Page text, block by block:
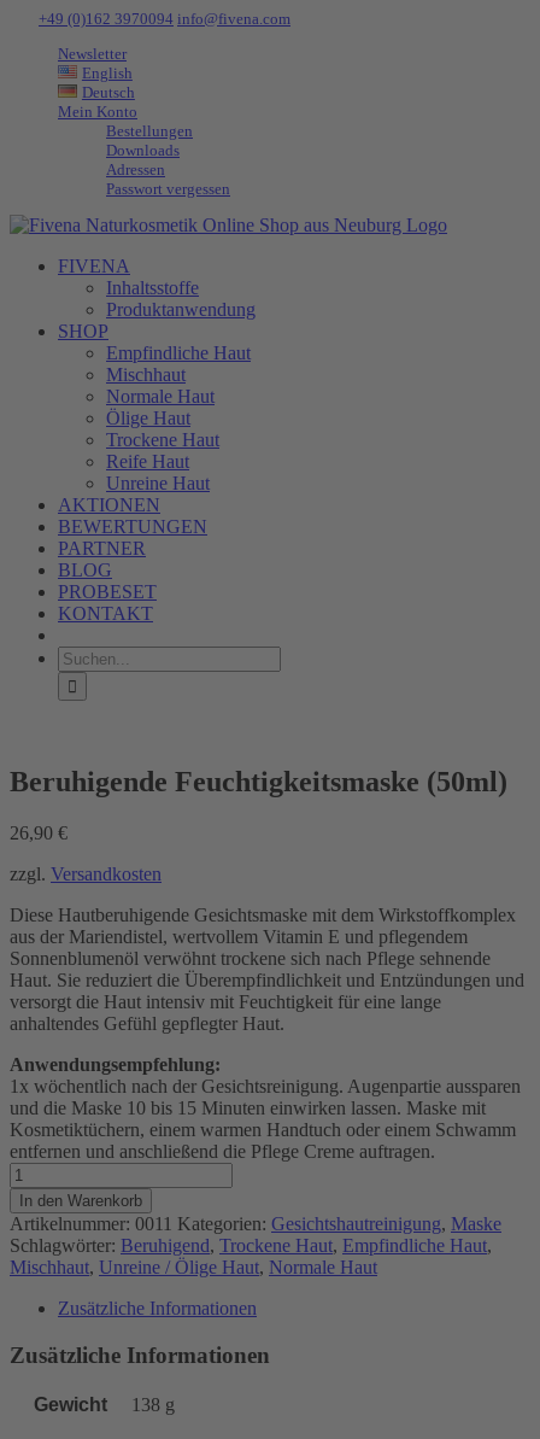
Zum
springen
+49 (0)162 3970094 info@fivena.com
Newsletter
English
Deutsch
Mein Konto
Bestellungen
Downloads
Adressen
Passwort vergessen
FIVENA
Inhaltsstoffe
Produktanwendung
SHOP
Empfindliche Haut
Mischhaut
Normale Haut
Ölige Haut
Trockene Haut
Reife Haut
Unreine Haut
AKTIONEN
BEWERTUNGEN
PARTNER
BLOG
PROBESET
KONTAKT
Suche
nach:
Beruhigende Feuchtigkeitsmaske (50ml)
26,90 €
zzgl. Versandkosten
Diese Hautberuhigende Gesichtsmaske mit dem Wirkstoffkomplex
aus der Mariendistel, wertvollem Vitamin E und pflegendem
Sonnenblumenöl verwöhnt trockene sich nach Pflege sehnende
Haut. Sie reduziert die Überempfindlichkeit und Entzündungen und
versorgt die Haut intensiv mit Feuchtigkeit für eine lange
anhaltendes Gefühl gepflegter Haut.
Anwendungsempfehlung:
1x wöchentlich nach der Gesichtsreinigung. Augenpartie aussparen
und die Maske 10 bis 15 Minuten einwirken lassen. Maske mit
Kosmetiktüchern, einem warmen Handtuch oder einem Schwamm
entfernen und anschließend die Pflege Creme auftragen.
Beruhigende
Feuchtigkeitsmaske
(50ml)
Menge
In den Warenkorb
Artikelnummer: 0011 Kategorien: Gesichtshautreinigung, Maske
Schlagwörter: Beruhigend, Trockene Haut, Empfindliche Haut,
Mischhaut, Unreine / Ölige Haut, Normale Haut
Zusätzliche Informationen
Zusätzliche Informationen
Gewicht 138 g